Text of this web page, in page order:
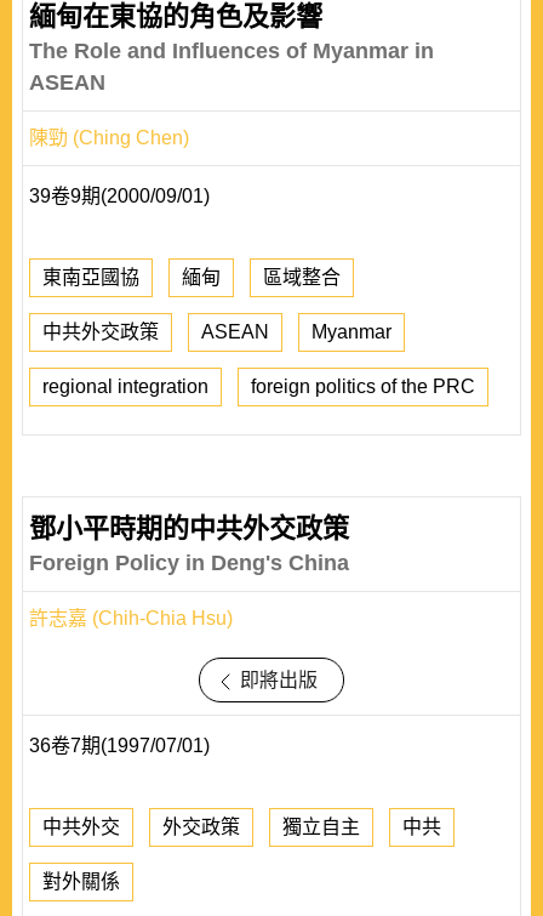
緬甸在東協的角色及影響
The Role and Influences of Myanmar in
ASEAN
陳勁 (Ching Chen)
39卷9期(2000/09/01)
東南亞國協 緬甸 區域整合
中共外交政策 ASEAN Myanmar
regional integration foreign politics of the PRC
鄧小平時期的中共外交政策
Foreign Policy in Deng's China
許志嘉 (Chih-Chia Hsu)
即將出版
36卷7期(1997/07/01)
中共外交 外交政策 獨立自主 中共
對外關係